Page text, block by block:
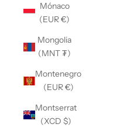
Mónaco
(EUR €)
Mongolia
(MNT ₮)
Montenegro
(EUR €)
Montserrat
(XCD $)